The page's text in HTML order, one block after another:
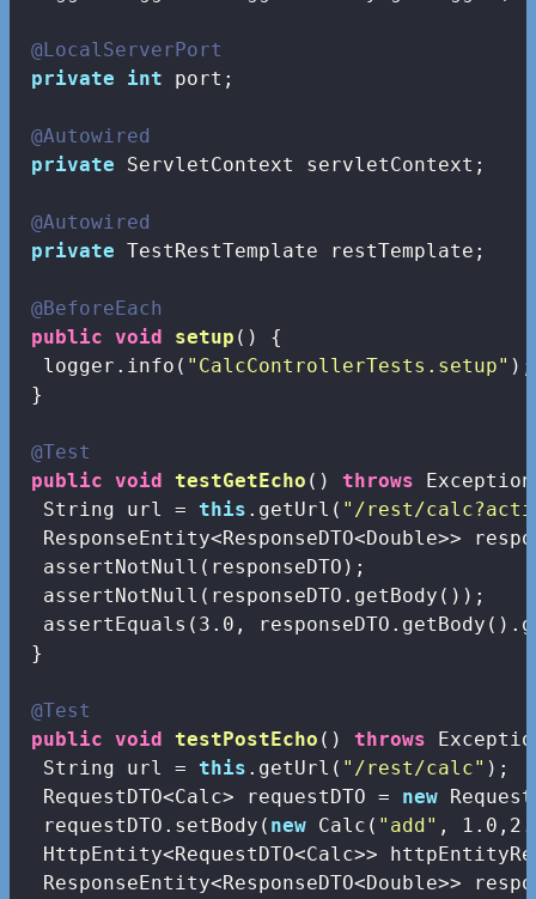
@LocalServerPort
private
int port;
@Autowired
private ServletContext servletContext;
@Autowired
private TestRestTemplate restTemplate;
@BeforeEach
public void setup ()
{
  logger.info(
"CalcControllerTests.setup" );
}
@Test
public void testGetEcho () throws
  String url =
this .getUrl( "/rest/
ResponseEntity<ResponseDTO<Double>>
  assertNotNull(responseDTO);
  assertNotNull(responseDTO.getBody());
  assertEquals(
3.0 ,
}
@Test
public void testPostEcho () throws
  String url =
this .getUrl( "/rest/calc" );
  RequestDTO<Calc> requestDTO =
new
  requestDTO.setBody(
new Calc( "add" , 1.0 ,
HttpEntity<RequestDTO<Calc>>
ResponseEntity<ResponseDTO<Double>>